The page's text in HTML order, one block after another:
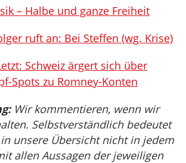
– Halbe und ganze Freiheit
ruft an: Bei Steffen (wg. Krise)
Schweiz ärgert sich über
Spots zu Romney-Konten
Wir kommentieren, wenn wir
Selbstverständlich bedeutet
unsere Übersicht nicht in jedem
allen Aussagen der jeweiligen